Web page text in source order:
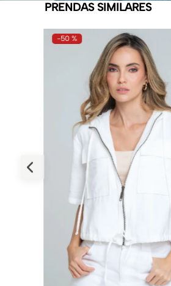
PRENDAS SIMILARES
-50 %